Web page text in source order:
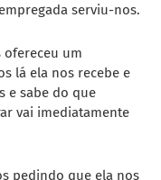
serviu-nos.
ofereceu um
lá ela nos recebe e
e sabe do que
vai imediatamente
pedindo que ela nos